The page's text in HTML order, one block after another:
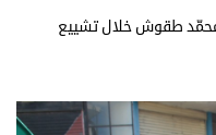
محمّد طقوش خلال تشييع